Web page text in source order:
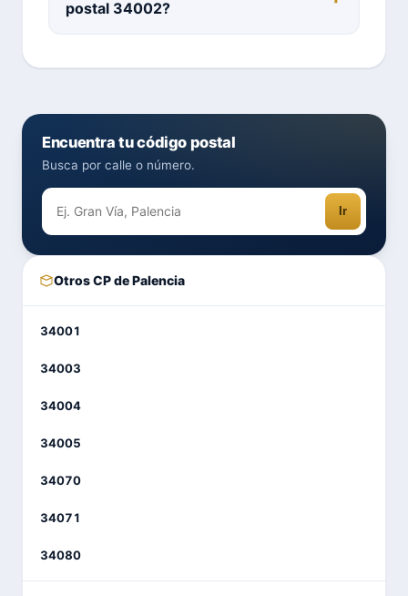
postal 34002?
Encuentra tu código postal
Busca por calle o número.
Ir
Otros CP de Palencia
34001
34003
34004
34005
34070
34071
34080